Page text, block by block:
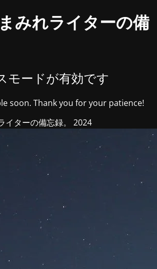
みれライターの備
モードが有効です
soon. Thank you for your patience!
イターの備忘録。 2024